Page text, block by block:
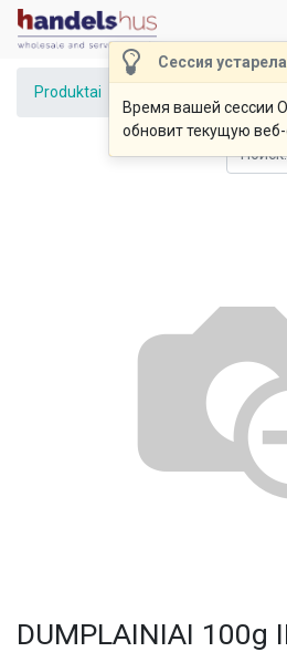
Сессия устарела
Время вашей сессии
обновит текущую веб-
Produktai
DUMPLAINIAI 100g